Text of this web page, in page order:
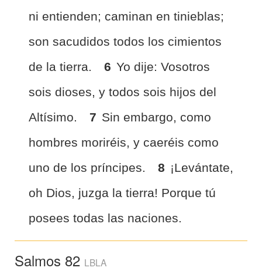
ni entienden; caminan en tinieblas;
son sacudidos todos los cimientos
de la tierra.
6 Yo dije: Vosotros
sois dioses, y todos sois hijos del
Altísimo.
7 Sin embargo, como
hombres moriréis, y caeréis como
uno de los príncipes.
8 ¡Levántate,
oh Dios, juzga la tierra! Porque tú
posees todas las naciones.
Salmos 82 LBLA